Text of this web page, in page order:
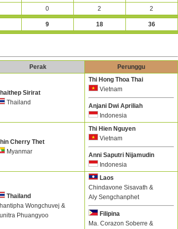
0 2 2
9 18 36
Perak Perunggu
Sirirat
Thailand
Thi Hong Thoa Thai
Vietnam
Anjani Dwi Apriliah
Indonesia
Cherry Thet
Myanmar
Thi Hien Nguyen
Vietnam
Anni Saputri Nijamudin
Indonesia
Thailand
Wongchuvej &
Phuangyoo
Laos
Chindavone Sisavath &
Aly Sengchanphet
Filipina
Ma. Corazon Soberre &